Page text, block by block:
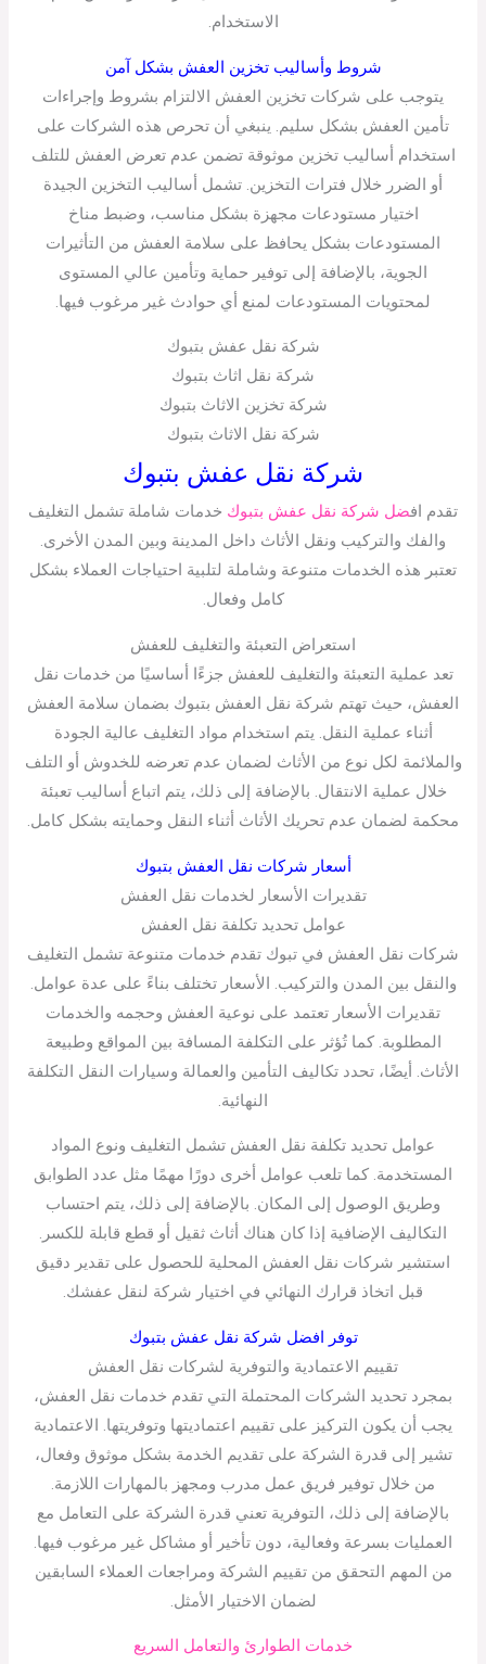
الاستخدام.
شروط وأساليب تخزين العفش بشكل آمن
يتوجب على شركات تخزين العفش الالتزام بشروط وإجراءات
تأمين العفش بشكل سليم. ينبغي أن تحرص هذه الشركات على
استخدام أساليب تخزين موثوقة تضمن عدم تعرض العفش للتلف
أو الضرر خلال فترات التخزين. تشمل أساليب التخزين الجيدة
اختيار مستودعات مجهزة بشكل مناسب، وضبط مناخ
المستودعات بشكل يحافظ على سلامة العفش من التأثيرات
الجوية، بالإضافة إلى توفير حماية وتأمين عالي المستوى
لمحتويات المستودعات لمنع أي حوادث غير مرغوب فيها.
شركة نقل عفش بتبوك
شركة نقل اثاث بتبوك
شركة تخزين الاثاث بتبوك
شركة نقل الاثاث بتبوك
شركة نقل عفش بتبوك
تقدم افضل شركة نقل عفش بتبوك خدمات شاملة تشمل التغليف
والفك والتركيب ونقل الأثاث داخل المدينة وبين المدن الأخرى.
تعتبر هذه الخدمات متنوعة وشاملة لتلبية احتياجات العملاء بشكل
كامل وفعال.
استعراض التعبئة والتغليف للعفش
تعد عملية التعبئة والتغليف للعفش جزءًا أساسيًا من خدمات نقل
العفش، حيث تهتم شركة نقل العفش بتبوك بضمان سلامة العفش
أثناء عملية النقل. يتم استخدام مواد التغليف عالية الجودة
والملائمة لكل نوع من الأثاث لضمان عدم تعرضه للخدوش أو التلف
خلال عملية الانتقال. بالإضافة إلى ذلك، يتم اتباع أساليب تعبئة
محكمة لضمان عدم تحريك الأثاث أثناء النقل وحمايته بشكل كامل.
أسعار شركات نقل العفش بتبوك
تقديرات الأسعار لخدمات نقل العفش
عوامل تحديد تكلفة نقل العفش
شركات نقل العفش في تبوك تقدم خدمات متنوعة تشمل التغليف
والنقل بين المدن والتركيب. الأسعار تختلف بناءً على عدة عوامل.
تقديرات الأسعار تعتمد على نوعية العفش وحجمه والخدمات
المطلوبة. كما تُؤثر على التكلفة المسافة بين المواقع وطبيعة
الأثاث. أيضًا، تحدد تكاليف التأمين والعمالة وسيارات النقل التكلفة
النهائية.
عوامل تحديد تكلفة نقل العفش تشمل التغليف ونوع المواد
المستخدمة. كما تلعب عوامل أخرى دورًا مهمًا مثل عدد الطوابق
وطريق الوصول إلى المكان. بالإضافة إلى ذلك، يتم احتساب
التكاليف الإضافية إذا كان هناك أثاث ثقيل أو قطع قابلة للكسر.
استشير شركات نقل العفش المحلية للحصول على تقدير دقيق
قبل اتخاذ قرارك النهائي في اختيار شركة لنقل عفشك.
توفر افضل شركة نقل عفش بتبوك
تقييم الاعتمادية والتوفرية لشركات نقل العفش
بمجرد تحديد الشركات المحتملة التي تقدم خدمات نقل العفش،
يجب أن يكون التركيز على تقييم اعتماديتها وتوفريتها. الاعتمادية
تشير إلى قدرة الشركة على تقديم الخدمة بشكل موثوق وفعال،
من خلال توفير فريق عمل مدرب ومجهز بالمهارات اللازمة.
بالإضافة إلى ذلك، التوفرية تعني قدرة الشركة على التعامل مع
العمليات بسرعة وفعالية، دون تأخير أو مشاكل غير مرغوب فيها.
من المهم التحقق من تقييم الشركة ومراجعات العملاء السابقين
لضمان الاختيار الأمثل.
خدمات الطوارئ والتعامل السريع